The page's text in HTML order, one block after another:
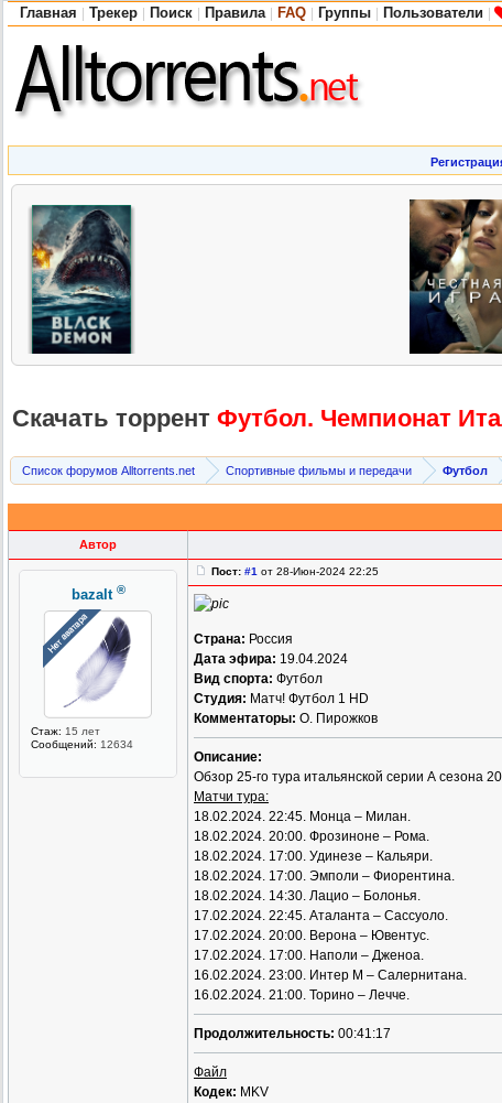
Главная Трекер Поиск Правила FAQ Группы Пользователи
Скачать торрент Футбол. Чемпионат
Список форумов Alltorrents.net Спортивные фильмы и передачи Футбол
Автор
bazalt ®
Стаж: 15 лет
Сообщений: 12634
Пост: #1 от 28-Июн-2024 22:25
Страна: Россия
Дата эфира: 19.04.2024
Вид спорта: Футбол
Студия: Матч! Футбол 1 HD
Комментаторы: О. Пирожков
Описание:
Обзор 25-го тура итальянской серии А сезона
Матчи тура:
18.02.2024. 22:45. Монца – Милан.
18.02.2024. 20:00. Фрозиноне – Рома.
18.02.2024. 17:00. Удинезе – Кальяри.
18.02.2024. 17:00. Эмполи – Фиорентина.
18.02.2024. 14:30. Лацио – Болонья.
17.02.2024. 22:45. Аталанта – Сассуоло.
17.02.2024. 20:00. Верона – Ювентус.
17.02.2024. 17:00. Наполи – Дженоа.
16.02.2024. 23:00. Интер М – Салернитана.
16.02.2024. 21:00. Торино – Лечче.
Продолжительность: 00:41:17
Файл
Кодек: MKV